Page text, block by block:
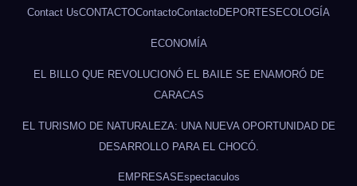
Contact UsCONTACTOContactoContactoDEPORTES ECOLOGÍA
ECONOMÍA
EL BILLO QUE REVOLUCIONÓ EL BAILE SE ENAMORÓ DE
CARACAS
EL TURISMO DE NATURALEZA: UNA NUEVA OPORTUNIDAD DE
DESARROLLO PARA EL CHOCÓ.
EMPRESAS Espectaculos